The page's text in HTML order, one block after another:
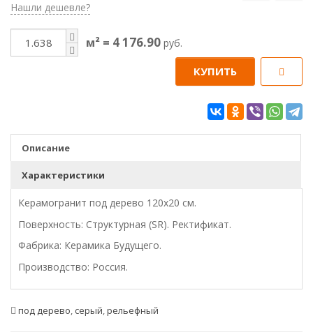
Нашли дешевле?
м² = 4 176.90 руб.
КУПИТЬ
Описание
Характеристики
Керамогранит под дерево 120х20 см.
Поверхность: Структурная (SR). Ректификат.
Фабрика: Керамика Будущего.
Производство: Россия.
под дерево, серый,рельефный